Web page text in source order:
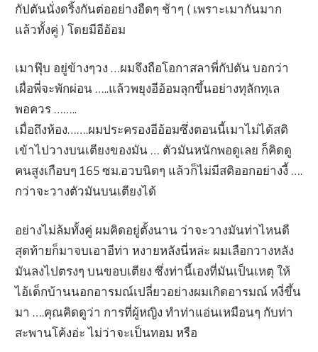
กัปตันนั่งดริ้งกันต่ออย่างอืดๆ ช้าๆ ( เพราะเมากันมาก
แล้วทั้งคู่ ) โดยมีอีอ้อม
เมาฟุ๊บ อยู่ข้างๆวง …ผมจึงถือโอกาสลาพี่กัปตัน บอกว่า
เผื่อพี่จะพักผ่อน …..แล้วพยุงอีอ้อมลุกขึ้นอย่างทุลักทุเล
พอควร ……..
เมื่อถึงห้อง…….ผมประครองอีอ้อมซึ่งตอนนี้เมาไม่ได้สติ
เข้าไปวางบนเตียงของมัน … ตัวมันหนักพอดูเลย ก็คิดดู
คนสูงเกือบๆ 165 ซม.อวบนิดๆ แล้วก็ไม่มีสติออกอย่างงี้ ….
กว่าจะวางตัวมันบนเตียงได้
อย่างไม่ล้มทั้งคู่ ผมคิดอยู่ตั้งนาน ว่าจะวางมันท่าไหนดี
สุดท้ายก็มาจบเอาอีท่า หงายหลังนี่หล่ะ ผมเลือกวางหลัง
มันลงไปตรงๆ บนขอบเตียง ซึ่งท่านี้เองที่มันเป็นเหตุ ให้
ไอ้เด็กบ้านนอกอารมณ์เปลี่ยวอย่างผมเกิดอารมณ์ หงี่ขึ้น
มา ….คุณคิดดูว่า การที่ผู้หญิง ทำท่าแอ่นเหมือนๆ กับท่า
สะพานโค้งอ่ะ ไม่ว่าจะเป็นทอม หรือ